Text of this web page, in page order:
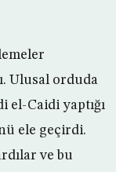
Ulusal orduda
el-Caidi yaptığı
ele geçirdi.
ve bu